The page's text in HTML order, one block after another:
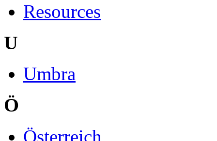
Resources
U
Umbra
Ö
Österreich